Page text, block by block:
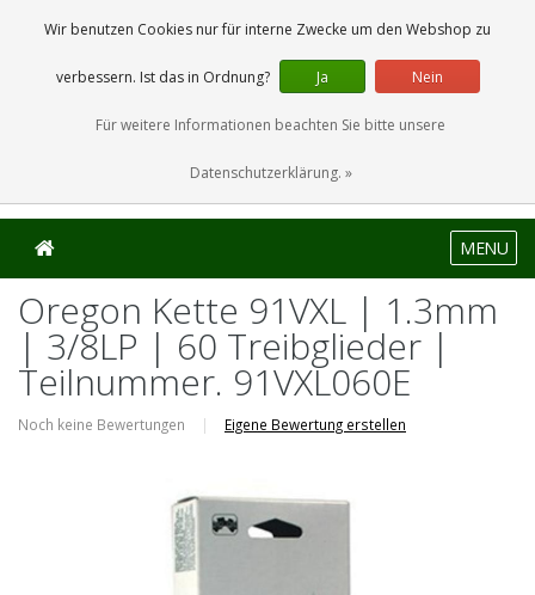
0 Artikel
MENU
Oregon Kette 91VXL | 1.3mm
| 3/8LP | 60 Treibglieder |
Teilnummer. 91VXL060E
Noch keine Bewertungen | Eigene Bewertung erstellen
Wir benutzen Cookies nur für interne Zwecke um den Webshop zu
verbessern. Ist das in Ordnung? Ja Nein
Für weitere Informationen beachten Sie bitte unsere
Datenschutzerklärung. »